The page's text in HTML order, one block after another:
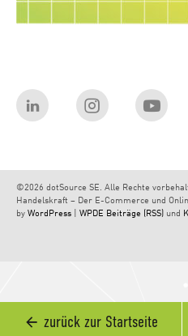
©2026 dotSource SE. Alle Rechte
Handelskraft – Der E-Commerce und
by WordPress WPDE Beiträge (RSS) und
zurück zur Startseite